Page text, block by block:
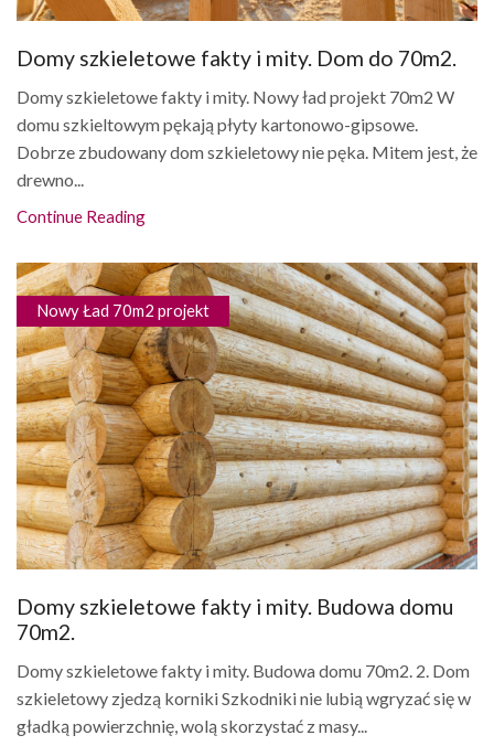
Domy szkieletowe fakty i mity. Dom do 70m2.
Domy szkieletowe fakty i mity. Nowy ład projekt 70m2 W
domu szkieltowym pękają płyty kartonowo-gipsowe.
Dobrze zbudowany dom szkieletowy nie pęka. Mitem jest, że
drewno...
Continue Reading
Nowy Ład 70m2 projekt
Domy szkieletowe fakty i mity. Budowa domu
70m2.
Domy szkieletowe fakty i mity. Budowa domu 70m2. 2. Dom
szkieletowy zjedzą korniki Szkodniki nie lubią wgryzać się w
gładką powierzchnię, wolą skorzystać z masy...